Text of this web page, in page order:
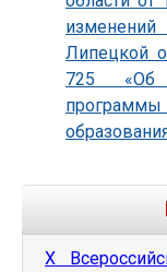
Липецкой
725 «Об
Х